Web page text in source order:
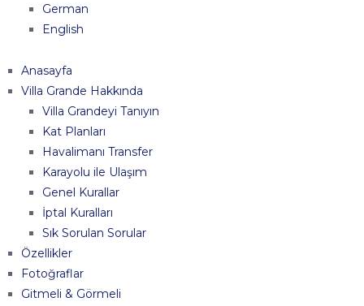
German
English
Anasayfa
Villa Grande Hakkında
Villa Grandeyi Tanıyın
Kat Planları
Havalimanı Transfer
Karayolu ile Ulaşım
Genel Kurallar
İptal Kuralları
Sık Sorulan Sorular
Özellikler
Fotoğraflar
Gitmeli & Görmeli